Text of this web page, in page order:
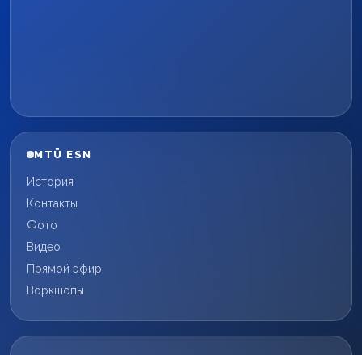
MTÜ ESN
История
Контакты
Фото
Видео
Прямой эфир
Воркшопы